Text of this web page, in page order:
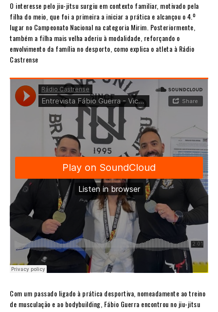
O interesse pelo jiu-jitsu surgiu em contexto familiar, motivado pela
filha do meio, que foi a primeira a iniciar a prática e alcançou o 4.º
lugar no Campeonato Nacional na categoria Mirim. Posteriormente,
também a filha mais velha aderiu à modalidade, reforçando o
envolvimento da família no desporto, como explica o atleta à Rádio
Castrense
Com um passado ligado à prática desportiva, nomeadamente ao treino
de musculação e ao bodybuilding, Fábio Guerra encontrou no jiu-jitsu